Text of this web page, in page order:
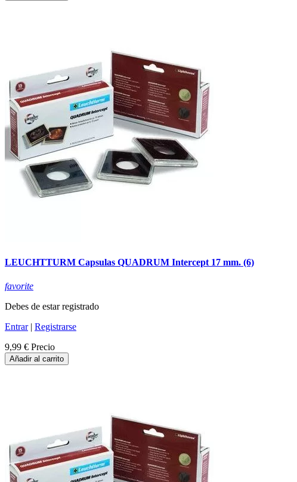
LEUCHTTURM Capsulas QUADRUM Intercept 17 mm. (6)
favorite
Debes de estar registrado
Entrar| Registrarse
9,99 € Precio
Añadir al carrito